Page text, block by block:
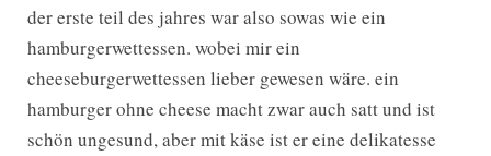
der erste teil des jahres war also sowas wie ein
hamburgerwettessen. wobei mir ein
cheeseburgerwettessen lieber gewesen wäre. ein
hamburger ohne cheese macht zwar auch satt und ist
schön ungesund, aber mit käse ist er eine delikatesse